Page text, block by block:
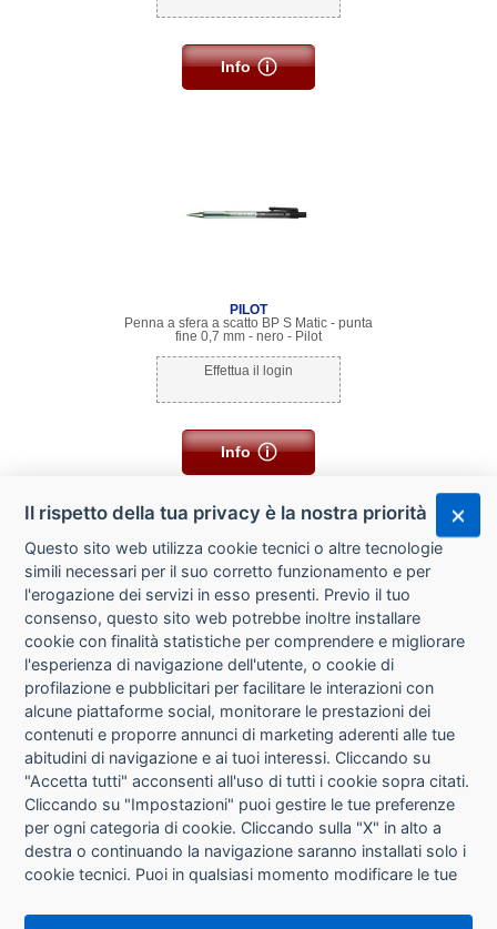
Info
PILOT
Penna a sfera a scatto BP S Matic - punta
fine 0,7 mm - nero - Pilot
Effettua il login
Info
CHI SIAMO
CONTATTI
CONDIZIONI DI VENDITA
RICHIESTA RECESSO
PRIVACY
Il rispetto della tua privacy è la nostra priorità
Questo sito web utilizza cookie tecnici o altre tecnologie
simili necessari per il suo corretto funzionamento e per
l'erogazione dei servizi in esso presenti. Previo il tuo
consenso, questo sito web potrebbe inoltre installare
cookie con finalità statistiche per comprendere e migliorare
l'esperienza di navigazione dell'utente, o cookie di
profilazione e pubblicitari per facilitare le interazioni con
alcune piattaforme social, monitorare le prestazioni dei
contenuti e proporre annunci di marketing aderenti alle tue
abitudini di navigazione e ai tuoi interessi. Cliccando su
"Accetta tutti" acconsenti all'uso di tutti i cookie sopra citati.
Cliccando su "Impostazioni" puoi gestire le tue preferenze
per ogni categoria di cookie. Cliccando sulla "X" in alto a
destra o continuando la navigazione saranno installati solo i
cookie tecnici. Puoi in qualsiasi momento modificare le tue
che si trova in fondo alle pagine del sito. Per maggiori